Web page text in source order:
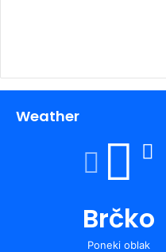
Weather
Brčko
Poneki oblak